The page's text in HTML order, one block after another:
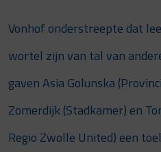
Vonhof onderstreepte dat
wortel zijn van tal van
gaven Asia Golunska
Zomerdijk (Stadkamer) en
Regio Zwolle United) een